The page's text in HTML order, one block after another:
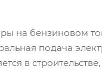
на бензиновом
подача
в